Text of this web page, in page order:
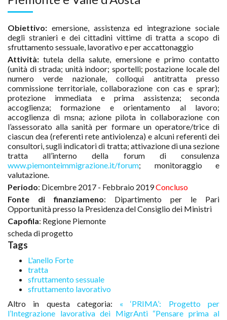
percorsi di profilazione
innovativi.
Obiettivo: emersione, assistenza ed integrazione sociale
degli stranieri e dei cittadini vittime di tratta a scopo di
sfruttamento sessuale, lavorativo e per accattonaggio
Attività: tutela della salute, emersione e primo contatto
(unità di strada; unità indoor; sportelli; postazione locale del
numero verde nazionale, colloqui antitratta presso
commissione territoriale, collaborazione con cas e sprar);
protezione immediata e prima assistenza; seconda
accoglienza; formazione e orientamento al lavoro;
accoglienza di msna; azione pilota in collaborazione con
l’assessorato alla sanità per formare un operatore/trice di
ciascun dea (referenti rete antiviolenza) e alcuni referenti dei
consultori, sugli indicatori di tratta; attivazione di una sezione
tratta all’interno della forum di consulenza
www.piemonteimmigrazione.it/forum; monitoraggio e
valutazione.
Periodo: Dicembre 2017 - Febbraio 2019Concluso
Fonte di finanziameno: Dipartimento per le Pari
Opportunità presso la Presidenza del Consiglio dei Ministri
Capofila: Regione Piemonte
scheda di progetto
Tags
L'anello Forte
tratta
sfruttamento sessuale
sfruttamento lavorativo
Altro in questa categoria:
« ‘PRIMA’: Progetto per
l’Integrazione lavorativa dei MigrAnti “Pensare prima al